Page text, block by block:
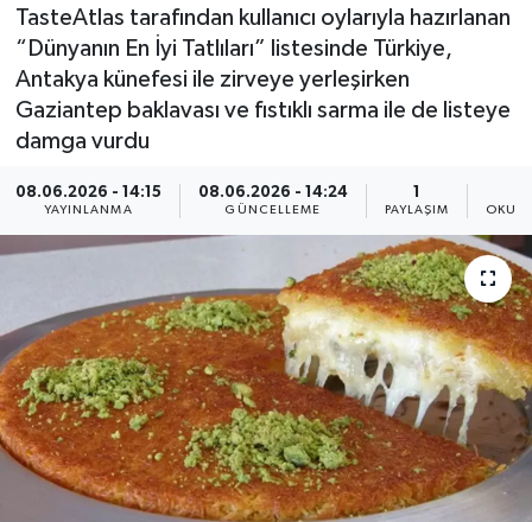
TasteAtlas tarafından kullanıcı oylarıyla hazırlanan
“Dünyanın En İyi Tatlıları” listesinde Türkiye,
Antakya künefesi ile zirveye yerleşirken
Gaziantep baklavası ve fıstıklı sarma ile de listeye
damga vurdu
08.06.2026 - 14:15
YAYINLANMA
08.06.2026 - 14:24
GÜNCELLEME
1
PAYLAŞIM
KÜLTÜR - SANAT
SPOR
SAĞLIK
EĞİTİM
TURİZM
RÖPORTAJ
Tüm Manşetler
Son Dakika Haberleri